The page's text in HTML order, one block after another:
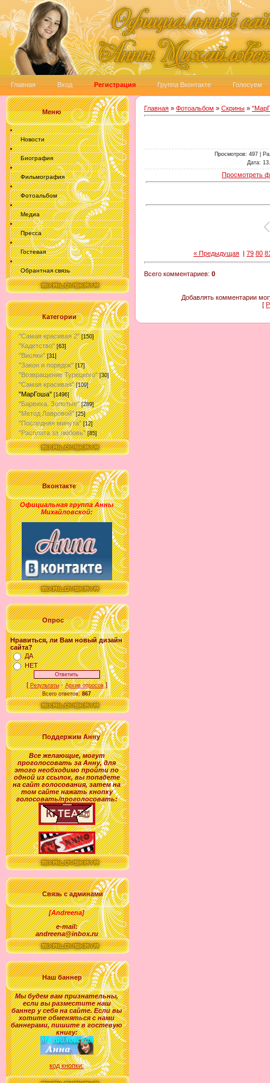
Главная Вход Регистрация Группа Вконтакте Голосуем
Меню
Новости
Биография
Фильмография
Фотоальбом
Медиа
Пресса
Гостевая
Обрантная связь
Категории
"Самая красивая 2" [150]
"Кадетство" [63]
"Висяки" [31]
"Закон и порядок" [17]
"Возвращение Турецкого" [30]
"Самая красивая" [109]
"МарГоша" [1496]
"Барвиха. Золотые" [289]
"Метод Лавровой" [25]
"Последняя минута" [12]
"Расплата за любовь" [85]
Вконтакте
Официальная группа Анны
Михайловской:
Опрос
Нравиться, ли Вам новый дизайн
сайта?
ДА
НЕТ
[Результаты·Архив опросов]
Всего ответов:867
Поддержим Анну
Все желающие,могут
проголосовать заАнну, для
этого необходимо пройти по
одной из ссылок, вы попадете
на сайт голосования, затем на
том сайте нажать кнопку
голосовать/проголосовать:
Связь с админами
[Andreena]
e-mail:
andreena@inbox.ru
Наш баннер
Мы будем вам признательны,
если вы разместите наш
баннер у себя на сайте. Если вы
хотите обменяться с нами
баннерами, пишите в гостевую
книгу:
код кнопки:
Главная » Фотоальбом » Скрины »
Просмотров: 497 |
Дата:
Просмотреть
« Предыдущая | 79 80
Всего комментариев: 0
Добавлять комментарии
[